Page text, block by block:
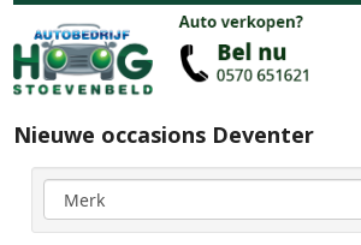
Nieuwe occasions Deventer